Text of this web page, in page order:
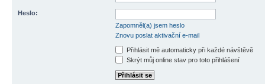
Heslo:
Zapomněl(a) jsem heslo
Znovu poslat aktivační e-mail
Přihlásit mě automaticky při každé návštěvě
Skrýt můj online stav pro toto přihlášení